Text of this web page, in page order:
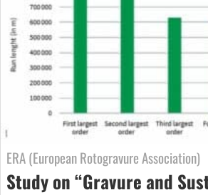
ERA (European Rotogravure Association)
Study on “Gravure and